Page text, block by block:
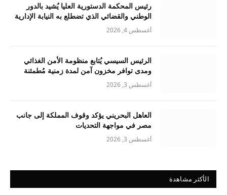
رئيس المحكمة الدستورية العليا يُشيد بالدور
الوطني والقضائي الذي تضطلع به النيابة الإدارية
أغسطس 4, 2026
الرئيس السيسي يُتابع منظومة الأمن الغذائي
ومدى توافر مخزون آمن لمدة زمنية مُطمئنة
أغسطس 3, 2026
العاهل البحريني يؤكد وقوف المملكة إلى جانب
مصر في مواجهة التحديات
أغسطس 3, 2026
الأكثر مشاهدة